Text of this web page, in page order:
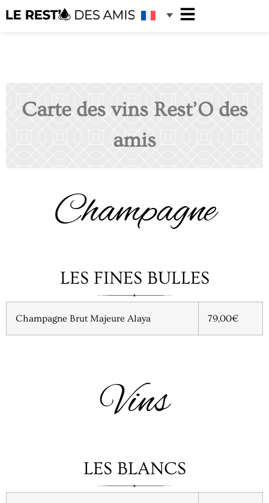
Carte des vins Rest’O des
amis
Champagne
LES FINES BULLES
Champagne Brut Majeure Alaya 79,00€
Vins
LES BLANCS